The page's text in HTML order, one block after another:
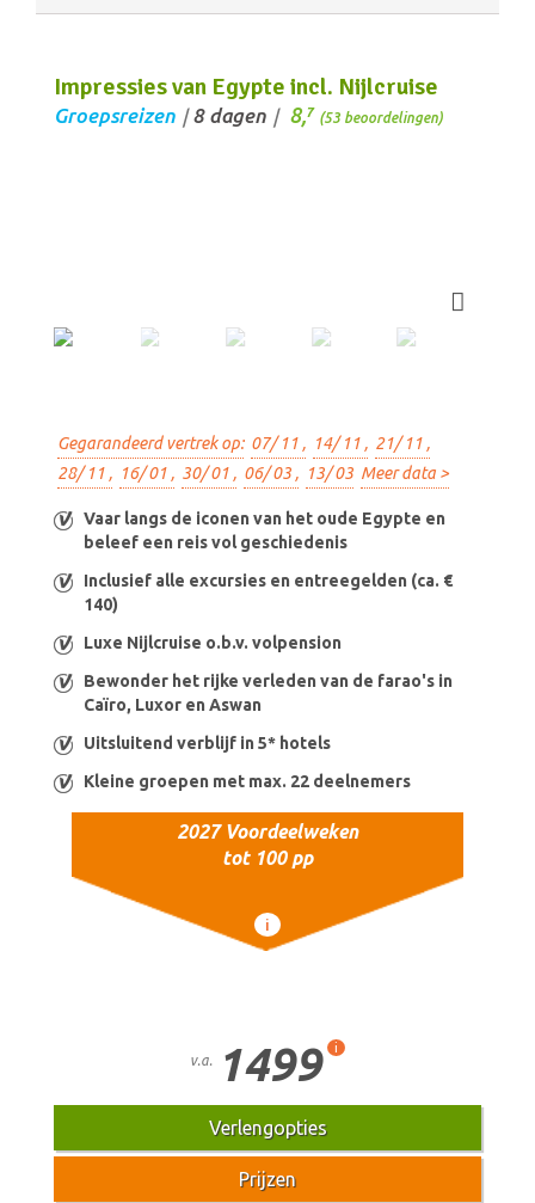
Impressies van Egypte incl. Nijlcruise
Groepsreizen /8 dagen / 8,7 (53 beoordelingen)
Gegarandeerd vertrek op: 07/ 11 , 14/ 11 , 21/ 11 ,
28/ 11 , 16/ 01 , 30/ 01 , 06/ 03 , 13/ 03 Meer data >
Vaar langs de iconen van het oude Egypte en
beleef een reis vol geschiedenis
Inclusief alle excursies en entreegelden (ca. €
140)
Luxe Nijlcruise o.b.v. volpension
Bewonder het rijke verleden van de farao's in
Caïro, Luxor en Aswan
Uitsluitend verblijf in 5* hotels
Kleine groepen met max. 22 deelnemers
2027 Voordeelweken
tot 100 pp
i
v.a. 1499 i
Verlengopties
Prijzen